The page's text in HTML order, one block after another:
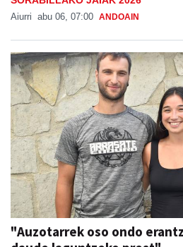
Aiurri abu 06, 07:00 ANDOAIN
"Auzotarrek oso ondo